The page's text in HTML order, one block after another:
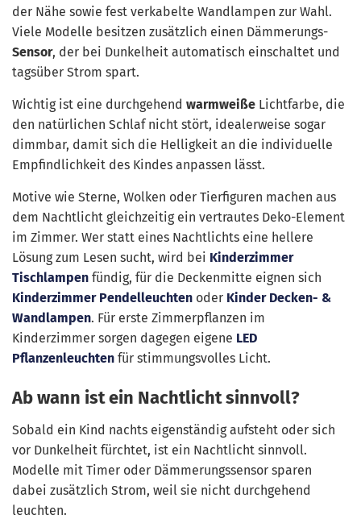
der Nähe sowie fest verkabelte Wandlampen zur Wahl.
Viele Modelle besitzen zusätzlich einen Dämmerungs-
Sensor, der bei Dunkelheit automatisch einschaltet und
tagsüber Strom spart.
Wichtig ist eine durchgehend warmweiße Lichtfarbe, die
den natürlichen Schlaf nicht stört, idealerweise sogar
dimmbar, damit sich die Helligkeit an die individuelle
Empfindlichkeit des Kindes anpassen lässt.
Motive wie Sterne, Wolken oder Tierfiguren machen aus
dem Nachtlicht gleichzeitig ein vertrautes Deko-Element
im Zimmer. Wer statt eines Nachtlichts eine hellere
Lösung zum Lesen sucht, wird bei Kinderzimmer
Tischlampen fündig, für die Deckenmitte eignen sich
Kinderzimmer Pendelleuchten oder Kinder Decken- &
Wandlampen. Für erste Zimmerpflanzen im
Kinderzimmer sorgen dagegen eigene LED
Pflanzenleuchten für stimmungsvolles Licht.
Ab wann ist ein Nachtlicht sinnvoll?
Sobald ein Kind nachts eigenständig aufsteht oder sich
vor Dunkelheit fürchtet, ist ein Nachtlicht sinnvoll.
Modelle mit Timer oder Dämmerungssensor sparen
dabei zusätzlich Strom, weil sie nicht durchgehend
leuchten.